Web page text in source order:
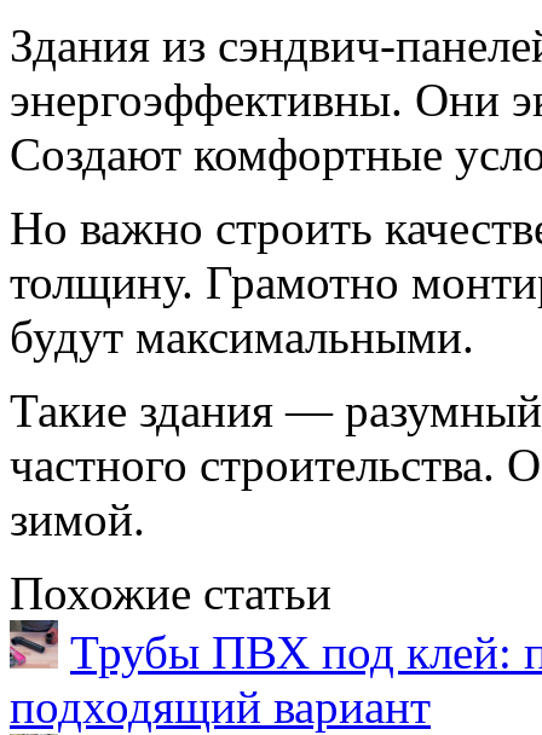
Здания из сэндвич-
энергоэффективны. Они
Создают комфортные
Но важно строить
толщину. Грамотно
будут максимальными.
Такие здания —
частного строительства.
зимой.
Похожие статьи
Трубы ПВХ под клей:
подходящий вариант